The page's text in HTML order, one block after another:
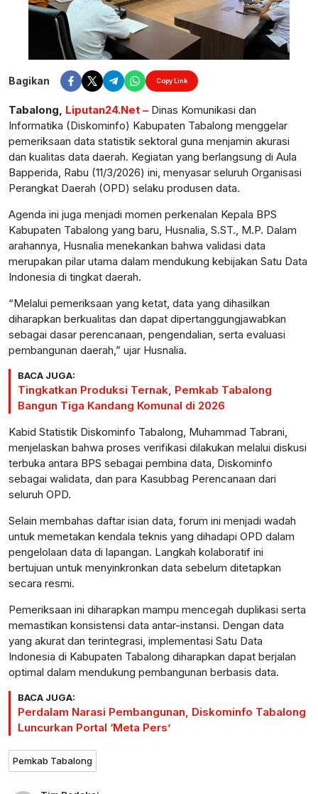
Bagikan Copy Link
Tabalong, Liputan24.Net – Dinas Komunikasi dan
Informatika (Diskominfo) Kabupaten Tabalong menggelar
pemeriksaan data statistik sektoral guna menjamin akurasi
dan kualitas data daerah. Kegiatan yang berlangsung di Aula
Bapperida, Rabu (11/3/2026) ini, menyasar seluruh Organisasi
Perangkat Daerah (OPD) selaku produsen data.
Agenda ini juga menjadi momen perkenalan Kepala BPS
Kabupaten Tabalong yang baru, Husnalia, S.ST., M.P. Dalam
arahannya, Husnalia menekankan bahwa validasi data
merupakan pilar utama dalam mendukung kebijakan Satu Data
Indonesia di tingkat daerah.
“Melalui pemeriksaan yang ketat, data yang dihasilkan
diharapkan berkualitas dan dapat dipertanggungjawabkan
sebagai dasar perencanaan, pengendalian, serta evaluasi
pembangunan daerah,” ujar Husnalia.
BACA JUGA:
Tingkatkan Produksi Ternak, Pemkab Tabalong
Bangun Tiga Kandang Komunal di 2026
Kabid Statistik Diskominfo Tabalong, Muhammad Tabrani,
menjelaskan bahwa proses verifikasi dilakukan melalui diskusi
terbuka antara BPS sebagai pembina data, Diskominfo
sebagai walidata, dan para Kasubbag Perencanaan dari
seluruh OPD.
Selain membahas daftar isian data, forum ini menjadi wadah
untuk memetakan kendala teknis yang dihadapi OPD dalam
pengelolaan data di lapangan. Langkah kolaboratif ini
bertujuan untuk menyinkronkan data sebelum ditetapkan
secara resmi.
Pemeriksaan ini diharapkan mampu mencegah duplikasi serta
memastikan konsistensi data antar-instansi. Dengan data
yang akurat dan terintegrasi, implementasi Satu Data
Indonesia di Kabupaten Tabalong diharapkan dapat berjalan
optimal dalam mendukung pembangunan berbasis data.
BACA JUGA:
Perdalam Narasi Pembangunan, Diskominfo Tabalong
Luncurkan Portal ‘Meta Pers’
Pemkab Tabalong